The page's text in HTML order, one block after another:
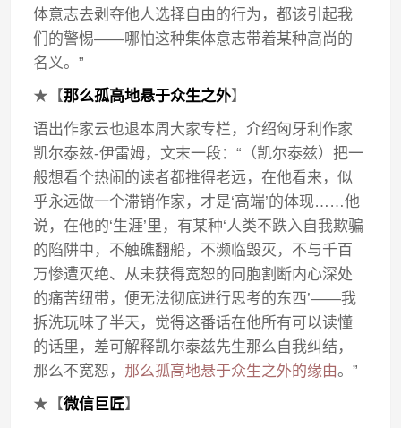
体意志去剥夺他人选择自由的行为，都该引起我
们的警惕——哪怕这种集体意志带着某种高尚的
名义。”
★【那么孤高地悬于众生之外】
语出作家云也退本周大家专栏，介绍匈牙利作家
凯尔泰兹-伊雷姆，文末一段：“（凯尔泰兹）把一
般想看个热闹的读者都推得老远，在他看来，似
乎永远做一个滞销作家，才是‘高端’的体现……他
说，在他的‘生涯’里，有某种‘人类不跌入自我欺骗
的陷阱中，不触礁翻船，不濒临毁灭，不与千百
万惨遭灭绝、从未获得宽恕的同胞割断内心深处
的痛苦纽带，便无法彻底进行思考的东西’——我
拆洗玩味了半天，觉得这番话在他所有可以读懂
的话里，差可解释凯尔泰兹先生那么自我纠结，
那么不宽恕， 那么孤高地悬于众生之外的缘由。”
★【微信巨匠】